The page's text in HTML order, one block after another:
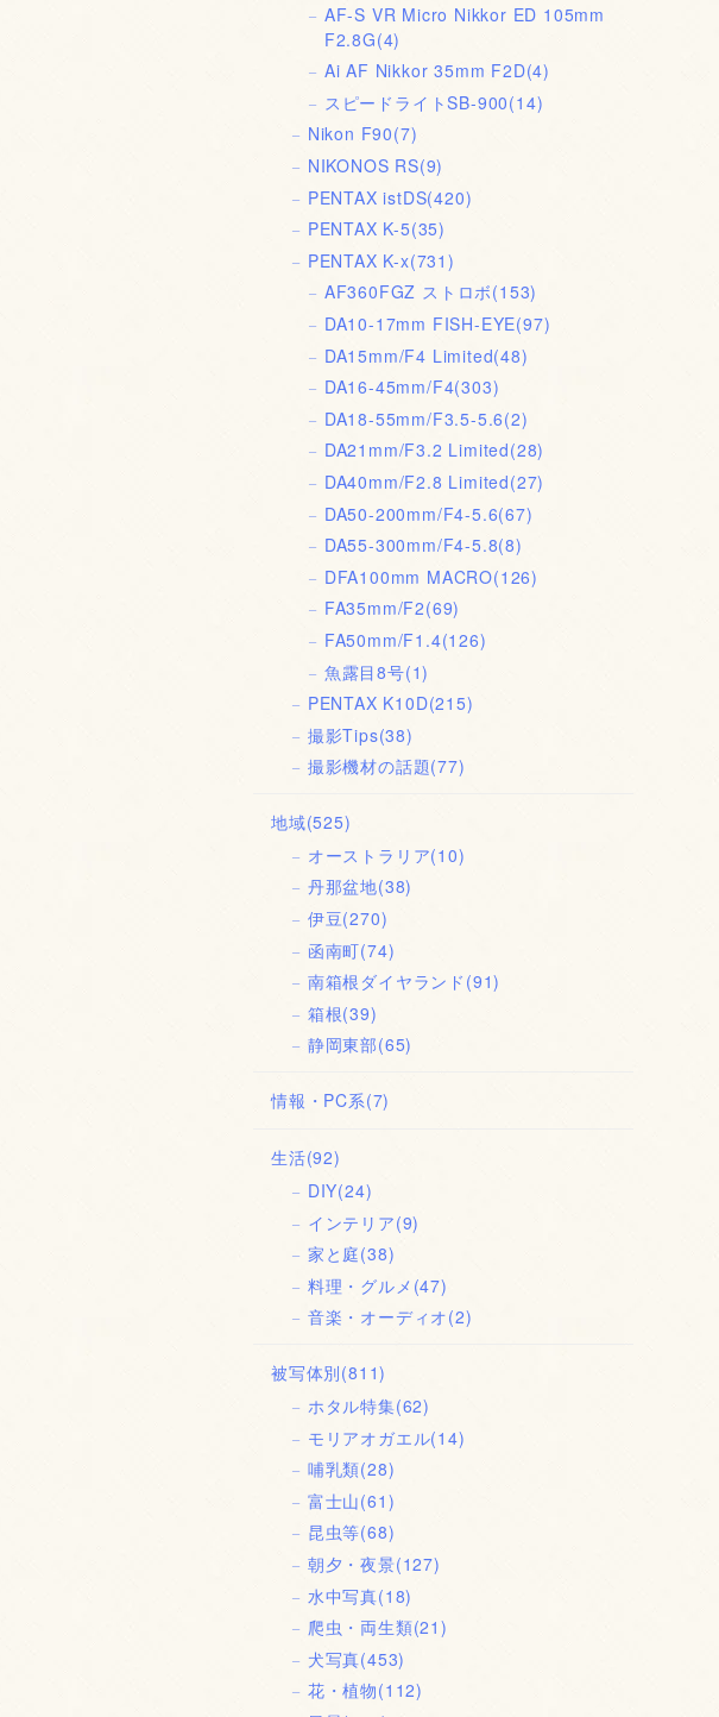
AF-S VR Micro Nikkor ED 105mm
F2.8G(4)
Ai AF Nikkor 35mm F2D(4)
スピードライトSB-900(14)
Nikon F90(7)
NIKONOS RS(9)
PENTAX istDS(420)
PENTAX K-5(35)
PENTAX K-x(731)
AF360FGZ ストロボ(153)
DA10-17mm FISH-EYE(97)
DA15mm/F4 Limited(48)
DA16-45mm/F4(303)
DA18-55mm/F3.5-5.6(2)
DA21mm/F3.2 Limited(28)
DA40mm/F2.8 Limited(27)
DA50-200mm/F4-5.6(67)
DA55-300mm/F4-5.8(8)
DFA100mm MACRO(126)
FA35mm/F2(69)
FA50mm/F1.4(126)
魚露目8号(1)
PENTAX K10D(215)
撮影Tips(38)
撮影機材の話題(77)
地域(525)
オーストラリア(10)
丹那盆地(38)
伊豆(270)
函南町(74)
南箱根ダイヤランド (91)
箱根(39)
静岡東部(65)
情報・PC系(7)
生活(92)
DIY(24)
インテリア(9)
家と庭(38)
料理・グルメ (47)
音楽・オーディオ(2)
被写体別(811)
ホタル特集(62)
モリアオガエル(14)
哺乳類(28)
富士山(61)
昆虫等(68)
朝夕・夜景(127)
水中写真(18)
爬虫・両生類(21)
犬写真(453)
花・植物(112)